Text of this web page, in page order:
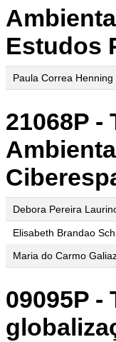
Estudos
Paula Correa Henning
21068P -
Debora Pereira
Elisabeth Brandao
Maria do Carmo
09095P -